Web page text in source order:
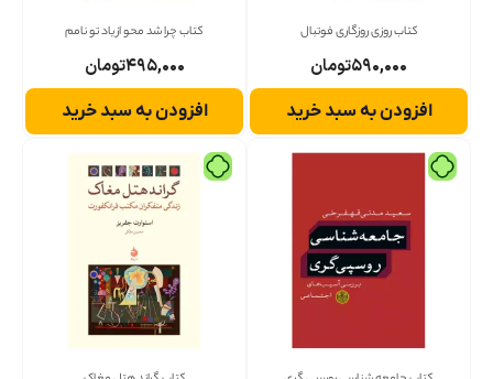
کتاب روزی روزگاری فوتبال
۵۹۰,۰۰۰تومان
افزودن به سبد خرید
کتاب چرا شد محو از یاد تو نامم
۴۹۵,۰۰۰تومان
افزودن به سبد خرید